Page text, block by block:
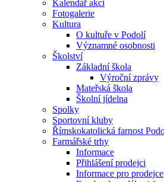
Kalendář akcí
Fotogalerie
Kultura
O kultuře v Podolí
Významné osobnosti
Školství
Základní škola
Výroční zprávy
Mateřská škola
Školní jídelna
Spolky
Sportovní kluby
Římskokatolická farnost
Farmářské trhy
Informace
Přihlášení prodejci
Informace pro prodejce